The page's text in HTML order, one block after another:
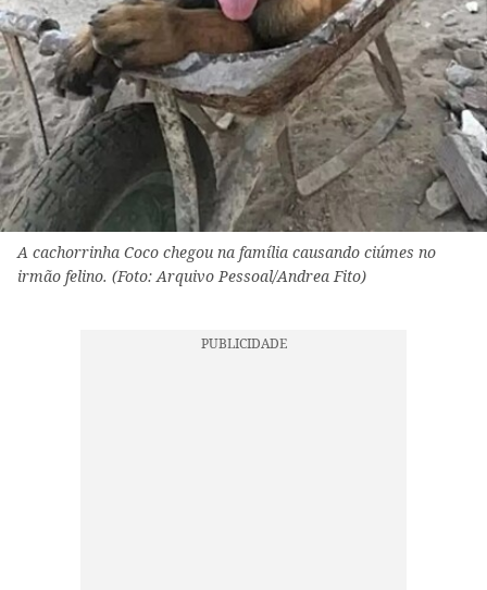
A cachorrinha Coco chegou na família causando ciúmes no
irmão felino. (Foto: Arquivo Pessoal/Andrea Fito)